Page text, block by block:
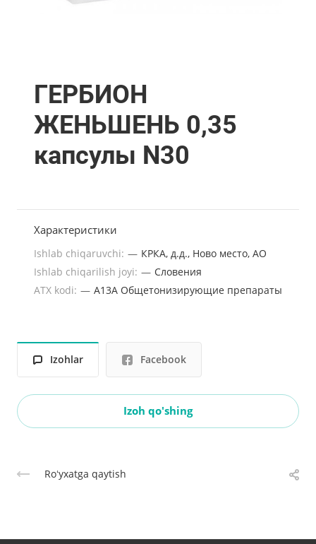
ГЕРБИОН
ЖЕНЬШЕНЬ 0,35
капсулы N30
Характеристики
Ishlab chiqaruvchi: — КРКА, д.д., Ново место, АО
Ishlab chiqarilish joyi: — Словения
ATX kodi: — A13A Общетонизирующие препараты
Izohlar Facebook
Izoh qo'shing
Roʻyxatga qaytish